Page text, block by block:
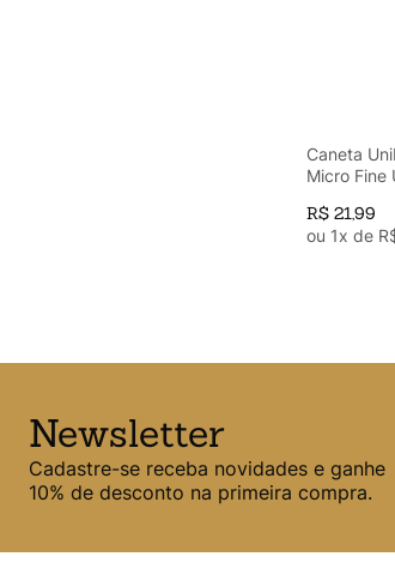
Caneta
Micro Fine
R$ 21,99
ou 1x de
Newsletter
Cadastre-se receba novidades e ganhe
10% de desconto na primeira compra.